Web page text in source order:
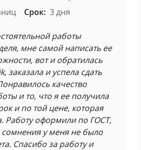
Срок: 3 дня
работы
мне самой написать ее
вот и обратилась
заказала и успела сдать
качество
и то, что я ее получила
и по той цене, которая
Работу оформили по ГОСТ,
сомнения у меня не было
Спасибо за работу и